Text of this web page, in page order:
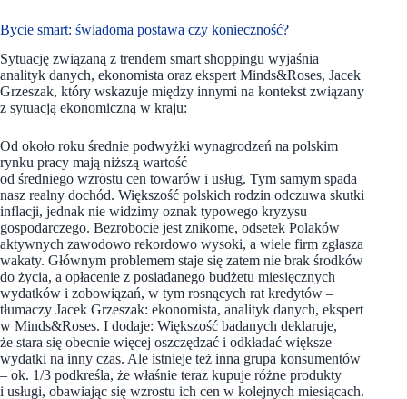
Bycie smart: świadoma postawa czy konieczność?
Sytuację związaną z trendem smart shoppingu wyjaśnia
analityk danych, ekonomista oraz ekspert Minds&Roses, Jacek
Grzeszak, który wskazuje między innymi na kontekst związany
z sytuacją ekonomiczną w kraju:
Od około roku średnie podwyżki wynagrodzeń na polskim
rynku pracy mają niższą wartość
od średniego wzrostu cen towarów i usług. Tym samym spada
nasz realny dochód. Większość polskich rodzin odczuwa skutki
inflacji, jednak nie widzimy oznak typowego kryzysu
gospodarczego. Bezrobocie jest znikome, odsetek Polaków
aktywnych zawodowo rekordowo wysoki, a wiele firm zgłasza
wakaty. Głównym problemem staje się zatem nie brak środków
do życia, a opłacenie z posiadanego budżetu miesięcznych
wydatków i zobowiązań, w tym rosnących rat kredytów –
tłumaczy Jacek Grzeszak: ekonomista, analityk danych, ekspert
w Minds&Roses. I dodaje: Większość badanych deklaruje,
że stara się obecnie więcej oszczędzać i odkładać większe
wydatki na inny czas. Ale istnieje też inna grupa konsumentów
– ok. 1/3 podkreśla, że właśnie teraz kupuje różne produkty
i usługi, obawiając się wzrostu ich cen w kolejnych miesiącach.